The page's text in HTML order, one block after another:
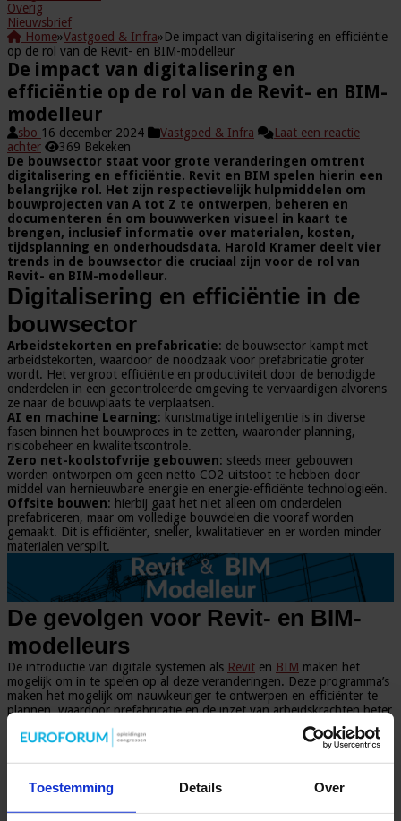
Toestemming Details Over
Overig
Nieuwsbrief
Home»Vastgoed & Infra»De impact van digitalisering en efficiëntie
op de rol van de Revit- en BIM-modelleur
De impact van digitalisering en
efficiëntie op de rol van de Revit- en BIM-
modelleur
sbo 16 december 2024 Vastgoed & Infra
Laat een reactie
achter
369 Bekeken
De bouwsector staat voor grote veranderingen omtrent
digitalisering en efficiëntie. Revit en BIM spelen hierin een
belangrijke rol. Het zijn respectievelijk hulpmiddelen om
bouwprojecten van A tot Z te ontwerpen, beheren en
documenteren én om bouwwerken visueel in kaart te
brengen, inclusief informatie over materialen, kosten,
tijdsplanning en onderhoudsdata. Harold Kramer deelt vier
trends in de bouwsector die cruciaal zijn voor de rol van
Revit- en BIM-modelleur.
Digitalisering en efficiëntie in de
bouwsector
Arbeidstekorten en prefabricatie: de bouwsector kampt met
arbeidstekorten, waardoor de noodzaak voor prefabricatie groter
wordt. Het vergroot efficiëntie en productiviteit door de benodigde
onderdelen in een gecontroleerde omgeving te vervaardigen alvorens
ze naar de bouwplaats te verplaatsen.
AI en machine Learning: kunstmatige intelligentie is in diverse
fasen binnen het bouwproces in te zetten, waaronder planning,
risicobeheer en kwaliteitscontrole.
Zero net-koolstofvrije gebouwen: steeds meer gebouwen
worden ontworpen om geen netto CO2-uitstoot te hebben door
middel van hernieuwbare energie en energie-efficiënte technologieën.
Offsite bouwen: hierbij gaat het niet alleen om onderdelen
prefabriceren, maar om volledige bouwdelen die vooraf worden
gemaakt. Dit is efficiënter, sneller, kwalitatiever en er worden minder
materialen verspilt.
De gevolgen voor Revit- en BIM-
modelleurs
De introductie van digitale systemen als Revit en BIM maken het
mogelijk om in te spelen op al deze veranderingen. Deze programma’s
maken het mogelijk om nauwkeuriger te ontwerpen en efficiënter te
plannen, waardoor prefabricatie en de inzet van arbeidskrachten beter
gepland is. Bouwprojecten lopen hierdoor aanzienlijk minder
vertraging op. Daarnaast kan CO2-uitstoot binnen de programma’s
geanalyseerd worden, om vervolgens te optimaliseren en CO2-uitstoot
te minimaliseren.